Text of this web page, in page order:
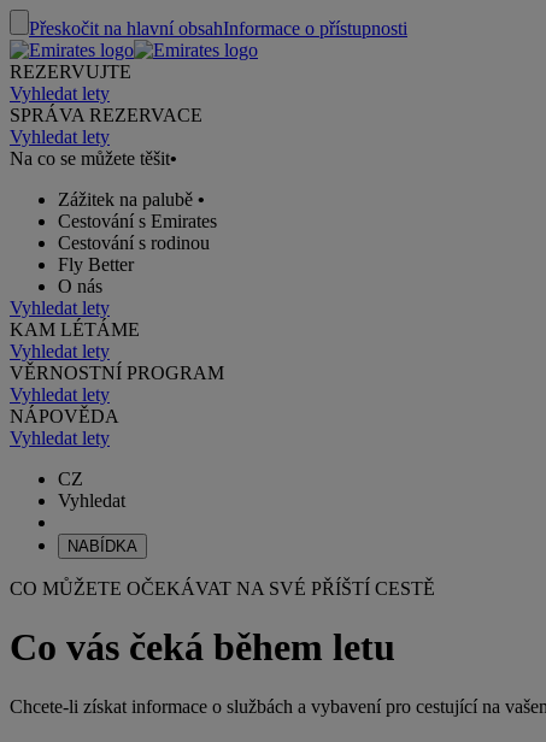
Přeskočit na hlavní obsahInformace o přístupnosti
REZERVUJTE
Vyhledat lety
SPRÁVA REZERVACE
Vyhledat lety
Na co se můžete těšit•
Zážitek na palubě •
Cestování s Emirates
Cestování s rodinou
Fly Better
O nás
Vyhledat lety
KAM LÉTÁME
Vyhledat lety
VĚRNOSTNÍ PROGRAM
Vyhledat lety
NÁPOVĚDA
Vyhledat lety
CZ
Vyhledat
NABÍDKA
CO MŮŽETE OČEKÁVAT NA SVÉ PŘÍŠTÍ CESTĚ
Co vás čeká během letu
Chcete-li získat informace o službách a vybavení pro cestující na